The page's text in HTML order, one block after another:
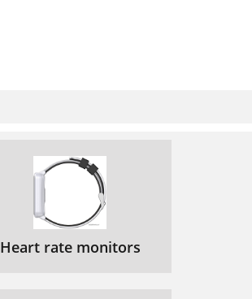
Heart rate monitors